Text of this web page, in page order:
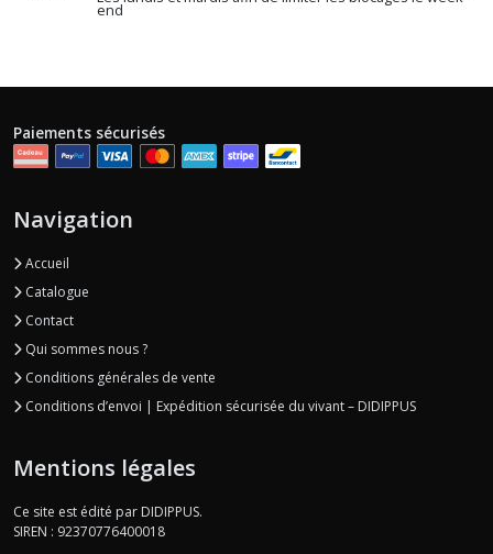
end
Paiements sécurisés
Navigation
Accueil
Catalogue
Contact
Qui sommes nous ?
Conditions générales de vente
Conditions d’envoi | Expédition sécurisée du vivant – DIDIPPUS
Mentions légales
Ce site est édité par DIDIPPUS.
SIREN : 92370776400018